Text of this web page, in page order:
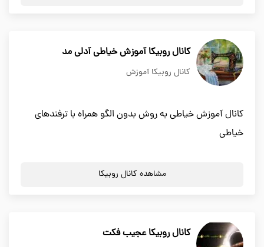
کانال روبیکا آموزش خیاطی آدلی مد
کانال روبیکا آموزش
کانال آموزش خیاطی به روش بدون الگو همراه با ترفندهای
خیاطی
مشاهده کانال روبیکا
کانال روبیکا عجیب فکت